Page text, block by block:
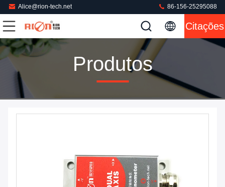
Alice@rion-tech.net 86-156-25295088
Citações
Produtos